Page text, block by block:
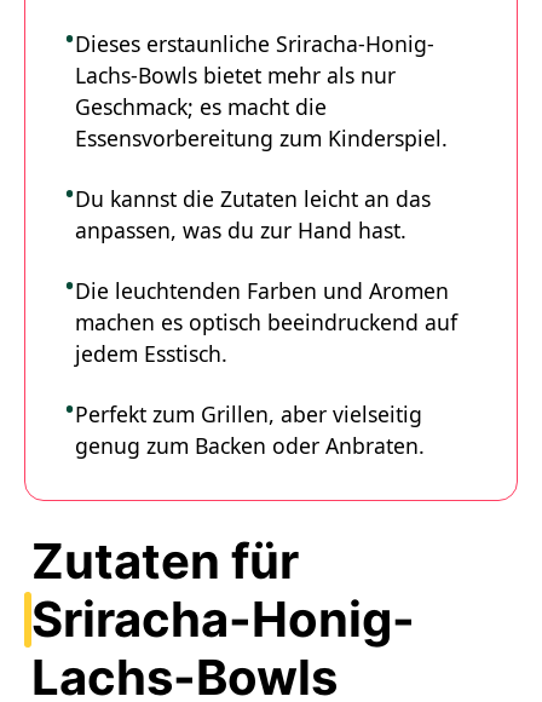
Dieses erstaunliche Sriracha-Honig-
Lachs-Bowls bietet mehr als nur
Geschmack; es macht die
Essensvorbereitung zum Kinderspiel.
Du kannst die Zutaten leicht an das
anpassen, was du zur Hand hast.
Die leuchtenden Farben und Aromen
machen es optisch beeindruckend auf
jedem Esstisch.
Perfekt zum Grillen, aber vielseitig
genug zum Backen oder Anbraten.
Zutaten für
Sriracha-Honig-
Lachs-Bowls